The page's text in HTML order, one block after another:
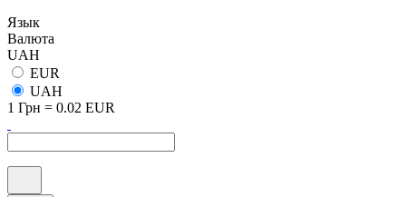
Язык
Валюта
UAH
EUR
UAH
1 Грн = 0.02 EUR